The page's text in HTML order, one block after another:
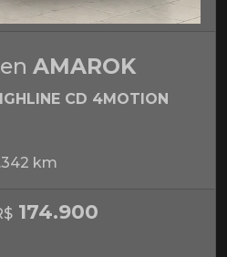
AMAROK
CD 4MOTION
km
174.900